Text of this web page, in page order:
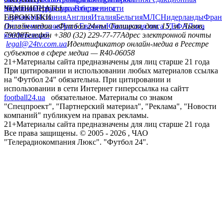
политикаСтруктура собственности
УкраинаПервая лигаВторая лига
ЧЕМПИОНАТЫ
ГерманияИспанияАнглияИталияБельгияМЛСНидерланды
ЕВРОКУБКИ
Лига чемпионовЛига ЕвропыЮношеская лига УЕФАЛига
конференций
Онлайн-медиа «Футбол 24»пл. Галицкая, дом. 15, м. Львов,
79008Телефон +380 (32) 229-77-77Адрес электронной почты
legal@24tv.com.uaИдентификатор онлайн-медиа в Реестре
субъектов в сфере медиа — R40-06058
21+Материалы сайта предназначены для лиц старше 21 года
При цитировании и использовании любых материалов ссылка
на "Футбол 24" обязательна. При цитировании и
использовании в сети Интернет гиперссылка на сайтт
football24.ua
обязательное. Материалы со знаком
"Спецпроект", "Партнерский материал", "Реклама", "Новости
компаний" публикуем на правах рекламы.
21+Материалы сайта предназначены для лиц старше 21 года
Все права защищены. © 2005 - 2026 , ЧАО
"Телерадиокомпания Люкс". "Футбол 24".